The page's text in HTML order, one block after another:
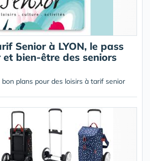
Senior à LYON, le pass
bien-être des seniors
plans pour des loisirs à tarif senior